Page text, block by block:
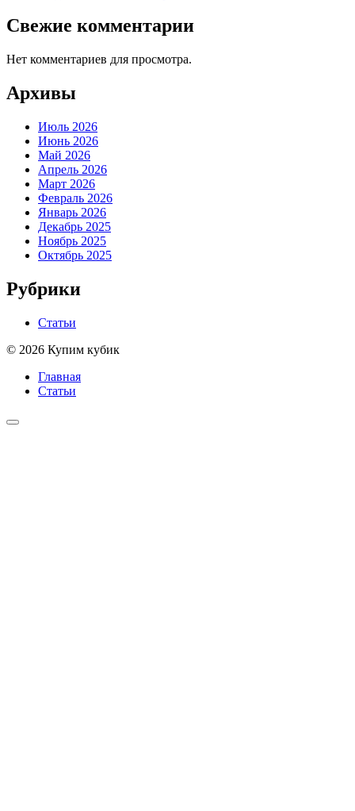
Свежие комментарии
Нет комментариев для просмотра.
Архивы
Июль 2026
Июнь 2026
Май 2026
Апрель 2026
Март 2026
Февраль 2026
Январь 2026
Декабрь 2025
Ноябрь 2025
Октябрь 2025
Рубрики
Статьи
© 2026 Купим кубик
Главная
Статьи